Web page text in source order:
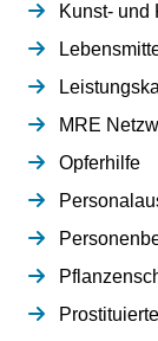
Kunst- und
MRE
Opferhilfe